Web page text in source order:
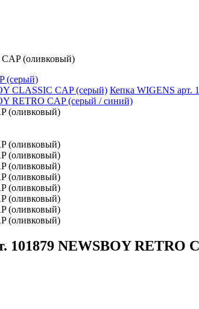
(оливковый)
(серый)
Кепка WIGENS арт.
101879 NEWSBOY RETRO